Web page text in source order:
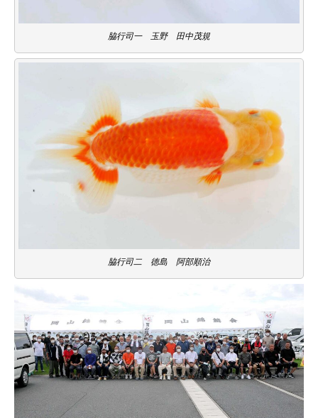
脇行司一 玉野 田中茂規
脇行司二 徳島 阿部順治